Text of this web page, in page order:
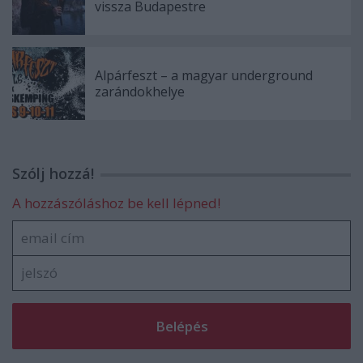
vissza Budapestre
Alpárfeszt – a magyar underground
zarándokhelye
Szólj hozzá!
A hozzászóláshoz be kell lépned!